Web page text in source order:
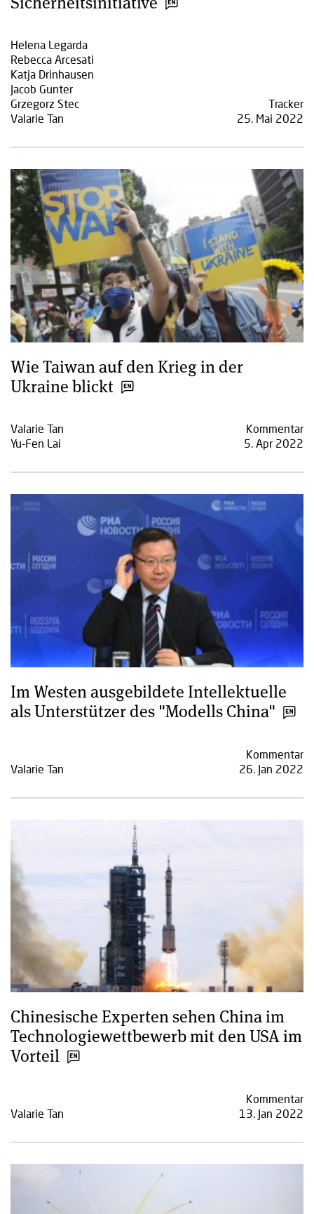
Helena Legarda
Rebecca Arcesati
Katja Drinhausen
Jacob Gunter
Grzegorz Stec
Valarie Tan
Tracker
25. Mai 2022
Wie Taiwan auf den Krieg in der
Ukraine blickt
Valarie Tan
Yu-Fen Lai
Kommentar
5. Apr 2022
Im Westen ausgebildete Intellektuelle
als Unterstützer des "Modells China"
Valarie Tan
Kommentar
26. Jan 2022
Chinesische Experten sehen China im
Technologiewettbewerb mit den USA im
Vorteil
Valarie Tan
Kommentar
13. Jan 2022